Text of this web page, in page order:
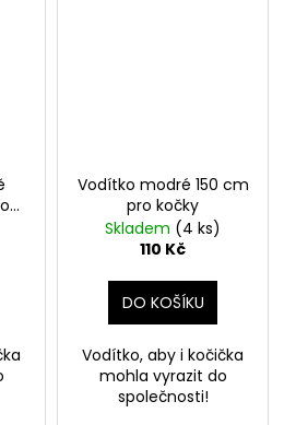
Vodítko modré 150 cm
pro kočky
Skladem (4 ks)
110 Kč
DO KOŠÍKU
Vodítko, aby i kočička
mohla vyrazit do
společnosti!